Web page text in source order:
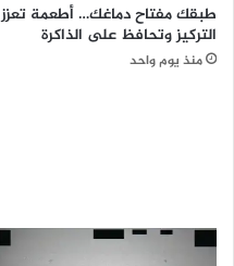
طبقك مفتاح دماغك… أطعمة تعزز
التركيز وتحافظ على الذاكرة
منذ يوم واحد